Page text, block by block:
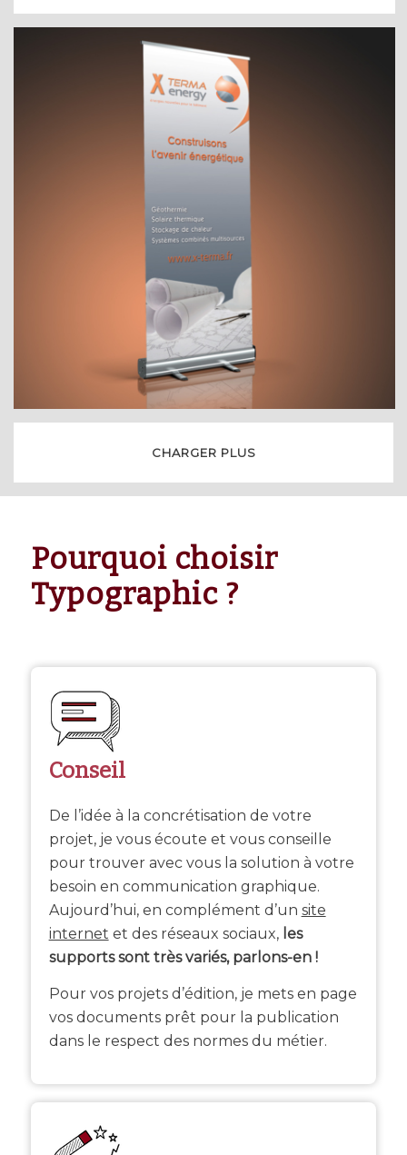
CHARGER PLUS
Pourquoi choisir
Typographic ?
Conseil
De l’idée à la concrétisation de votre
projet, je vous écoute et vous conseille
pour trouver avec vous la solution à votre
besoin en communication graphique.
Aujourd’hui, en complément d’un site
internet et des réseaux sociaux, les
supports sont très variés, parlons-en !
Pour vos projets d’édition, je mets en page
vos documents prêt pour la publication
dans le respect des normes du métier.